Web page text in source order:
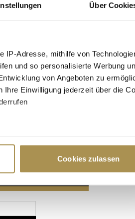
Über
IP-Adresse, mithilfe von
und so personalisierte Werbung
von Angeboten zu
Einwilligung jederzeit über die
legen Sie Ihre Präferenzen im
für soziale Medien anbieten zu
Cookies zulassen